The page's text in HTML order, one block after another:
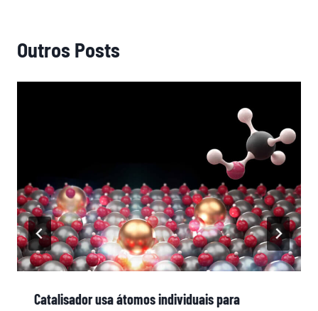
Outros Posts
Catalisador usa átomos individuais para